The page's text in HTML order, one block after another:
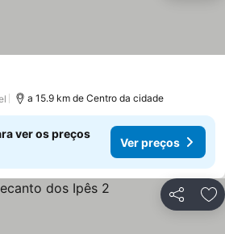
a 15.9 km de Centro da cidade
ver os preços
Ver preços
Partilhar